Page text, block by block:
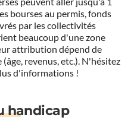
bourses au permis, fonds
par les collectivités
beaucoup d'une zone
attribution dépend de
revenus, etc.). N'hésitez
d'informations !
handicap